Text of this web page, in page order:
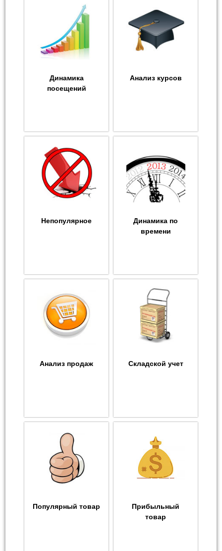
Динамика
посещений
Анализ курсов
Непопулярное
Динамика по
времени
Анализ продаж Складской учет
Популярный товар
Прибыльный
товар